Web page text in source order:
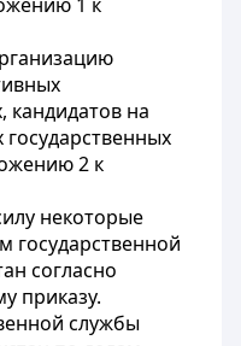
кандидатов на
2 к
некоторые
государственной
согласно
приказу.
службы